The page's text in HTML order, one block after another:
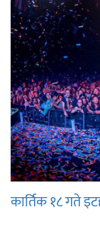
कार्तिक १८ गते